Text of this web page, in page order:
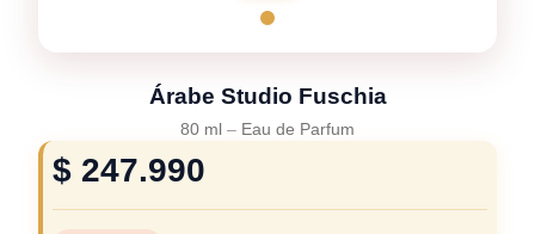
Árabe Studio Fuschia
80 ml – Eau de Parfum
$ 247.990